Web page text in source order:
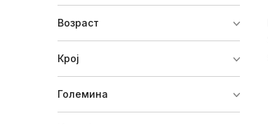
Возраст
Крој
Големина